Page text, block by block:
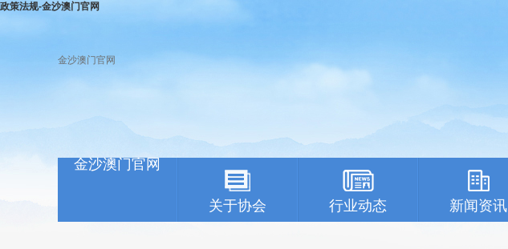
政策法规-金沙澳门官网
金沙澳门官网
金沙澳门官网
关于协会 行业动态 新闻资讯